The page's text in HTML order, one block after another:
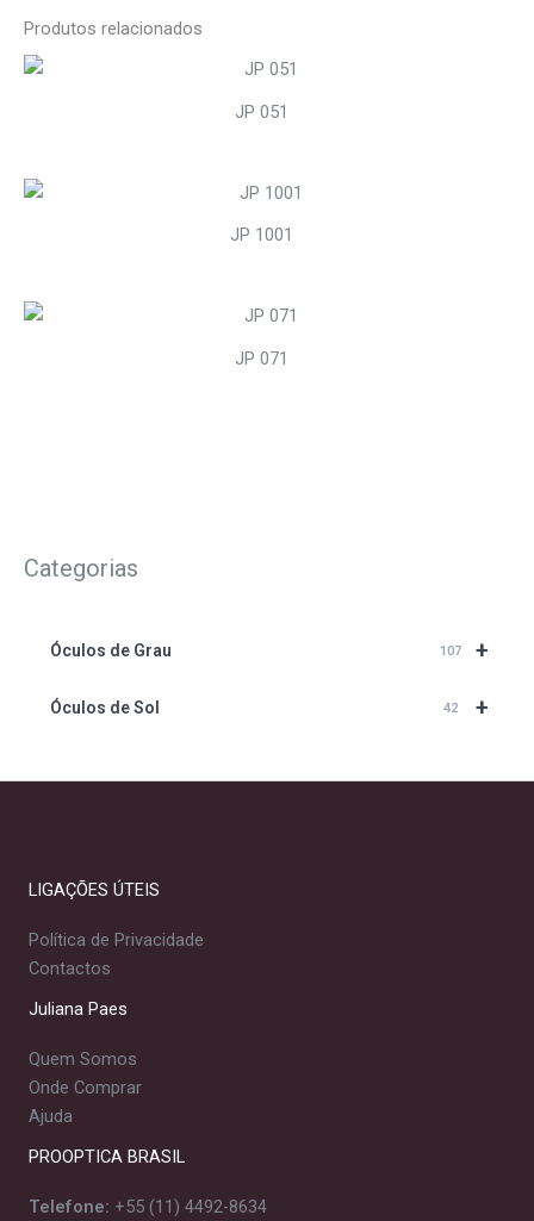
Produtos relacionados
JP 051
JP 1001
JP 071
Categorias
+
Óculos de Grau 107
+
Óculos de Sol 42
LIGAÇÕES ÚTEIS
Política de Privacidade
Contactos
Juliana Paes
Quem Somos
Onde Comprar
Ajuda
PROOPTICA BRASIL
Telefone: +55 (11) 4492-8634